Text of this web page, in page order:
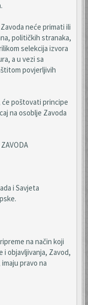
neće primati ili
političkih stranaka,
selekcija izvora
a u vezi sa
povjerljivih
poštovati principe
na osoblje Zavoda
i Savjeta
na način koji
objavljivanja, Zavod,
pravo na